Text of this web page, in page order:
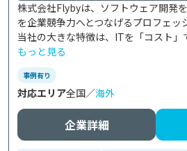
株式会社Flybyは、ソフトウェア開発
を企業競争力へとつなげるプロフェッ
当社の大きな特徴は、ITを「コスト」
もっと見る
事例有り
対応エリア全国／海外
企業詳細